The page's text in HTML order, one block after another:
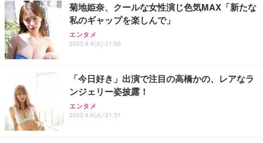
菊地姫奈、クールな女性演じ色気MAX「新たな
私のギャップを楽しんで」
エンタメ
2023.6.6(火) 21:55
「今日好き」出演で注目の高橋かの、レアなラ
ンジェリー姿披露！
エンタメ
2023.6.6(火) 21:51